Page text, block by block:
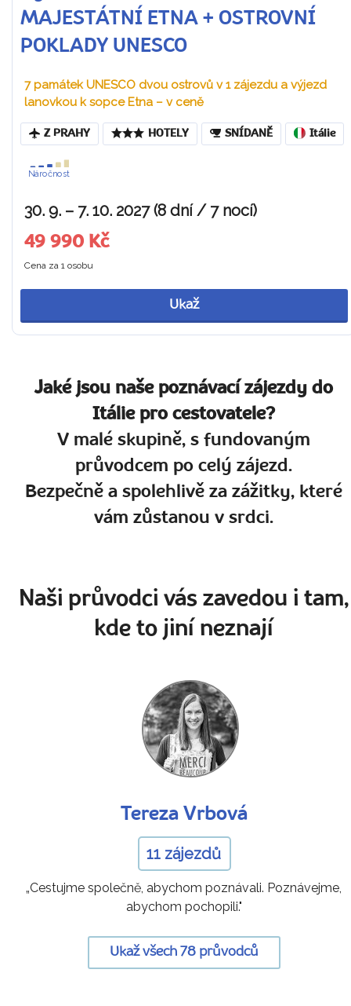
MAJESTÁTNÍ ETNA + OSTROVNÍ
POKLADY UNESCO
7 památek UNESCO dvou ostrovů v 1 zájezdu a výjezd
lanovkou k sopce Etna – v ceně
Z PRAHY HOTELY SNÍDANĚ Itálie
Náročnost
30. 9. – 7. 10. 2027 (8 dní / 7 nocí)
49 990 Kč
Cena za 1 osobu
Ukaž
Jaké jsou naše poznávací zájezdy do
Itálie pro cestovatele?
V malé skupině, s fundovaným
průvodcem po celý zájezd.
Bezpečně a spolehlivě za zážitky, které
vám zůstanou v srdci.
Naši průvodci vás zavedou i tam,
kde to jiní neznají
Tereza Vrbová
11 zájezdů
„Cestujme společně, abychom poznávali. Poznávejme,
abychom pochopili."
Ukaž všech 78 průvodců